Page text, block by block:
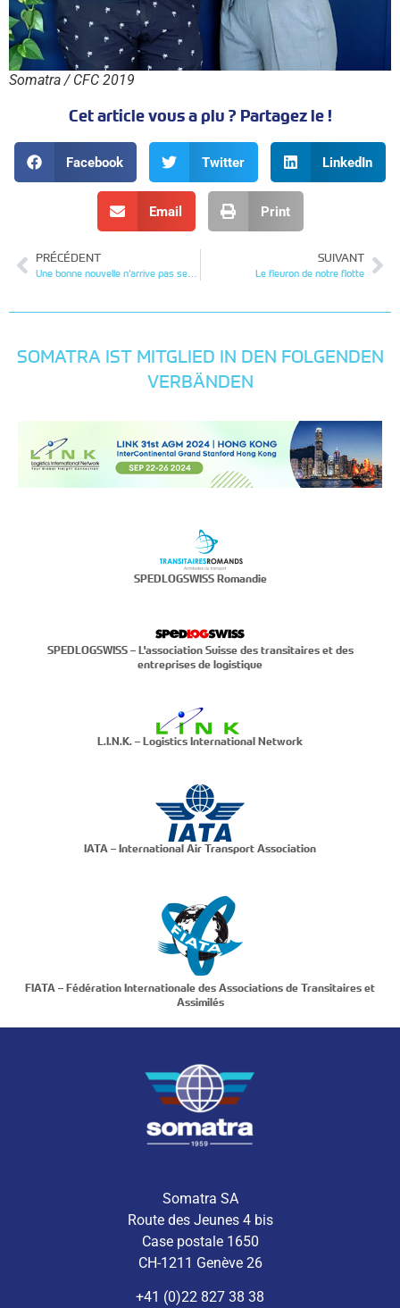
Somatra / CFC 2019
Cet article vous a plu ? Partagez le !
Facebook Twitter LinkedIn
Email Print
PRÉCÉDENT
Une bonne nouvelle n’arrive pas seule
SUIVANT
Le fleuron de notre flotte
SOMATRA IST MITGLIED IN DEN FOLGENDEN
VERBÄNDEN
SPEDLOGSWISS Romandie
SPEDLOGSWISS – L'association Suisse des transitaires et des
entreprises de logistique
L.I.N.K. – Logistics International Network
IATA – International Air Transport Association
FIATA – Fédération Internationale des Associations de Transitaires et
Assimilés
Somatra SA
Route des Jeunes 4 bis
Case postale 1650
CH-1211 Genève 26
+41 (0)22 827 38 38